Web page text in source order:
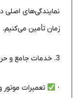
نمایندگی‌های اصلی
زمان تأمین می‌کنیم.
3. خدمات جامع و حرفه‌ای
· تعمیرات